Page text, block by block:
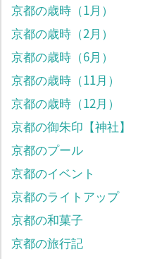
京都の歳時（1月）
京都の歳時（2月）
京都の歳時（6月）
京都の歳時（11月）
京都の歳時（12月）
京都の御朱印【神社】
京都のプール
京都のイベント
京都のライトアップ
京都の和菓子
京都の旅行記